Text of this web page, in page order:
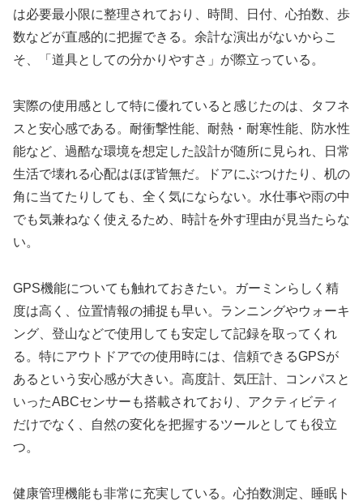
は必要最小限に整理されており、時間、日付、心拍数、歩
数などが直感的に把握できる。余計な演出がないからこ
そ、「道具としての分かりやすさ」が際立っている。
実際の使用感として特に優れていると感じたのは、タフネ
スと安心感である。耐衝撃性能、耐熱・耐寒性能、防水性
能など、過酷な環境を想定した設計が随所に見られ、日常
生活で壊れる心配はほぼ皆無だ。ドアにぶつけたり、机の
角に当てたりしても、全く気にならない。水仕事や雨の中
でも気兼ねなく使えるため、時計を外す理由が見当たらな
い。
GPS機能についても触れておきたい。ガーミンらしく精
度は高く、位置情報の捕捉も早い。ランニングやウォーキ
ング、登山などで使用しても安定して記録を取ってくれ
る。特にアウトドアでの使用時には、信頼できるGPSが
あるという安心感が大きい。高度計、気圧計、コンパスと
いったABCセンサーも搭載されており、アクティビティ
だけでなく、自然の変化を把握するツールとしても役立
つ。
健康管理機能も非常に充実している。心拍数測定、睡眠ト